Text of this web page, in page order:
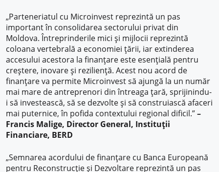
„Parteneriatul cu Microinvest reprezintă un pas
important în consolidarea sectorului privat din
Moldova. Întreprinderile mici și mijlocii reprezintă
coloana vertebrală a economiei țării, iar extinderea
accesului acestora la finanțare este esențială pentru
creștere, inovare și reziliență. Acest nou acord de
finanțare va permite Microinvest să ajungă la un număr
mai mare de antreprenori din întreaga țară, sprijinindu-
i să investească, să se dezvolte și să construiască afaceri
mai puternice, în pofida contextului regional dificil.”–
Francis Malige, Director General, Instituții
Financiare, BERD
„Semnarea acordului de finanțare cu Banca Europeană
pentru Reconstrucție și Dezvoltare reprezintă un pas